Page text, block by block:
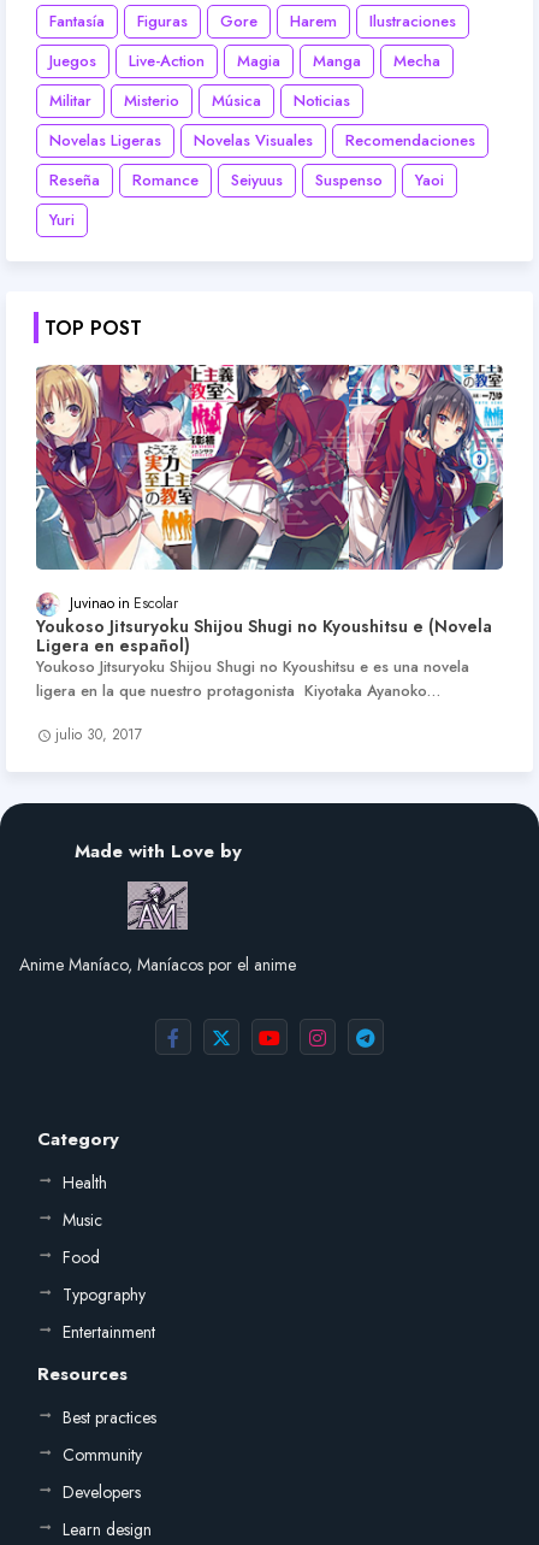
Fantasía
Figuras Gore Harem
Ilustraciones
Juegos
Live-Action Magia Manga
Mecha
Militar
Misterio Música
Noticias
Novelas Ligeras
Novelas Visuales
Recomendaciones
Reseña
Romance Seiyuus Suspenso
Yaoi
Yuri
TOP POST
Juvinao Escolar
Youkoso Jitsuryoku Shijou Shugi no Kyoushitsu e (Novela
Ligera en español)
Youkoso Jitsuryoku Shijou Shugi no Kyoushitsu e es una novela
ligera en la que nuestro protagonista Kiyotaka Ayanoko…
julio 30, 2017
Made with Love by
Anime Maníaco, Maníacos por el anime
Category
Health
Music
Food
Typography
Entertainment
Resources
Best practices
Community
Developers
Learn design